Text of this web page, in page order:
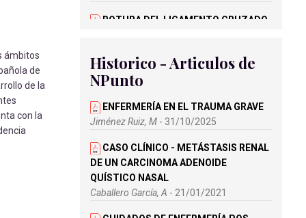
ámbitos
de
de la
con la
ROTURA DEL LIGAMENTO CRUZADO
RECUPERACIÓN
Pons Albert, F
ESTUDIO TRANSVERSAL - EFECTOS
A CORTO PLAZO DEL DRENAJE
VENTILATORIA EN PACIENTES CON
FIBROSIS QUÍSTICA
Fernández Cadenas, Á
Historico - Articulos de
NPunto
ENFERMERÍA EN EL TRAUMA GRAVE
Jiménez Ruiz, M - 31/10/2025
CASO CLÍNICO - METÁSTASIS RENAL
DE UN CARCINOMA ADENOIDE
QUÍSTICO NASAL
Caballero García, A - 21/01/2021